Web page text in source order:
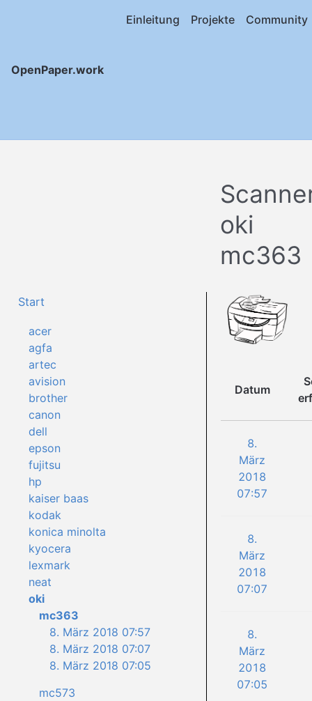
OpenPaper.work
Einleitung Projekte Community
oki
mc363
Start
acer
agfa
artec
avision
brother
canon
dell
epson
fujitsu
hp
kaiser baas
kodak
konica minolta
kyocera
lexmark
neat
oki
mc363
8. März 2018 07:57
8. März 2018 07:07
8. März 2018 07:05
mc573
Datum
8.
März
2018
07:57
8.
März
2018
07:07
8.
März
2018
07:05